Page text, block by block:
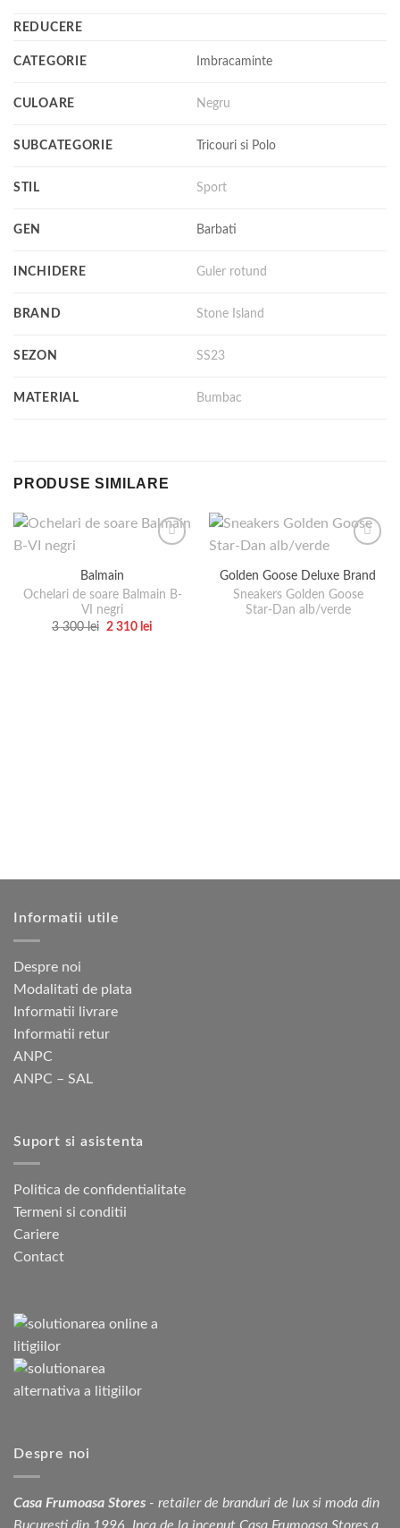
REDUCERE
CATEGORIE Imbracaminte
CULOARE Negru
SUBCATEGORIE Tricouri si Polo
STIL Sport
GEN Barbati
INCHIDERE Guler rotund
BRAND Stone Island
SEZON SS23
MATERIAL Bumbac
PRODUSE SIMILARE
Balmain
Ochelari de soare Balmain B-
VI negri
3 300lei
Prețul
2 310 lei
Golden Goose Deluxe Brand
Sneakers Golden Goose
Star-Dan alb/verde
Informatii utile
Despre noi
Modalitati de plata
Informatii livrare
Informatii retur
ANPC
ANPC – SAL
Suport si asistenta
Politica de confidentialitate
Termeni si conditii
Cariere
Contact
Despre noi
Casa Frumoasa Stores - retailer de branduri de lux si moda din
București din 1996. Inca de la inceput Casa Frumoasa Stores a